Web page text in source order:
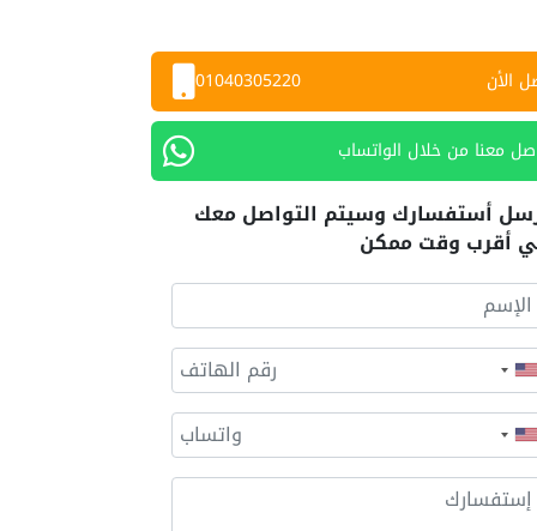
الأن 01040305220
معنا من خلال الواتساب
أستفسارك وسيتم التواصل معك
أقرب وقت ممكن